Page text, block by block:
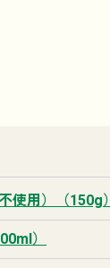
使用）（150g）
）